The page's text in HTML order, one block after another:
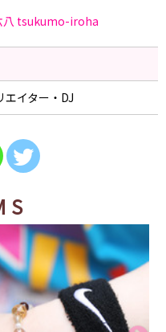
tsukumo-iroha
エイター・DJ